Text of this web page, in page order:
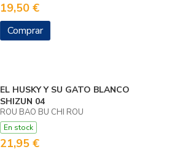
19,50 €
Comprar
EL HUSKY Y SU GATO BLANCO
SHIZUN 04
ROU BAO BU CHI ROU
En stock
21,95 €